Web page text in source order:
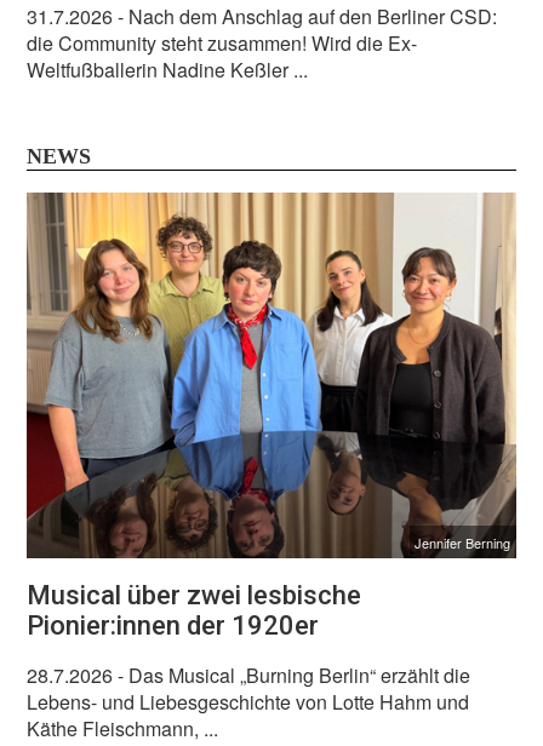
31.7.2026- Nach dem Anschlag auf den Berliner CSD:
die Community steht zusammen! Wird die Ex-
Weltfußballerin Nadine Keßler ...
NEWS
Jennifer Berning
Musical über zwei lesbische
Pionier:innen der 1920er
28.7.2026- Das Musical „Burning Berlin“ erzählt die
Lebens- und Liebesgeschichte von Lotte Hahm und
Käthe Fleischmann, ...